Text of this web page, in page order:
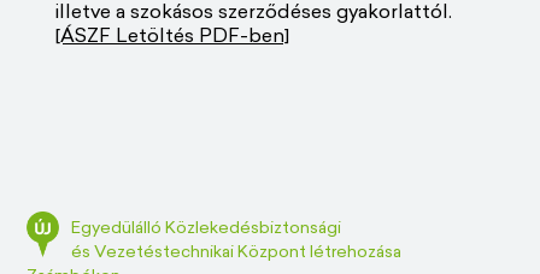
illetve a szokásos szerződéses gyakorlattól.
[ÁSZF Letöltés PDF-ben]
Egyedülálló Közlekedésbiztonsági
és Vezetéstechnikai Központ létrehozása